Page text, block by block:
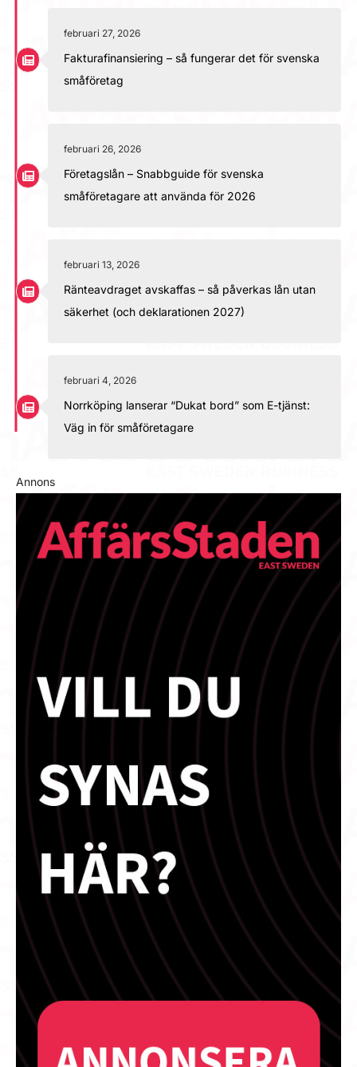
februari 27, 2026
Fakturafinansiering – så fungerar det för svenska
småföretag
februari 26, 2026
Företagslån – Snabbguide för svenska
småföretagare att använda för 2026
februari 13, 2026
Ränteavdraget avskaffas – så påverkas lån utan
säkerhet (och deklarationen 2027)
februari 4, 2026
Norrköping lanserar “Dukat bord” som E-tjänst:
Väg in för småföretagare
Annons